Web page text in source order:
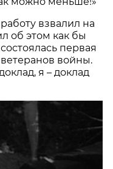
взвалил на
об этом как бы
первая
войны.
я – доклад